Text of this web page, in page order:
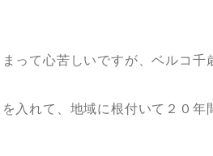
って心苦しいですが、ベルコ千
入れて、地域に根付いて２０